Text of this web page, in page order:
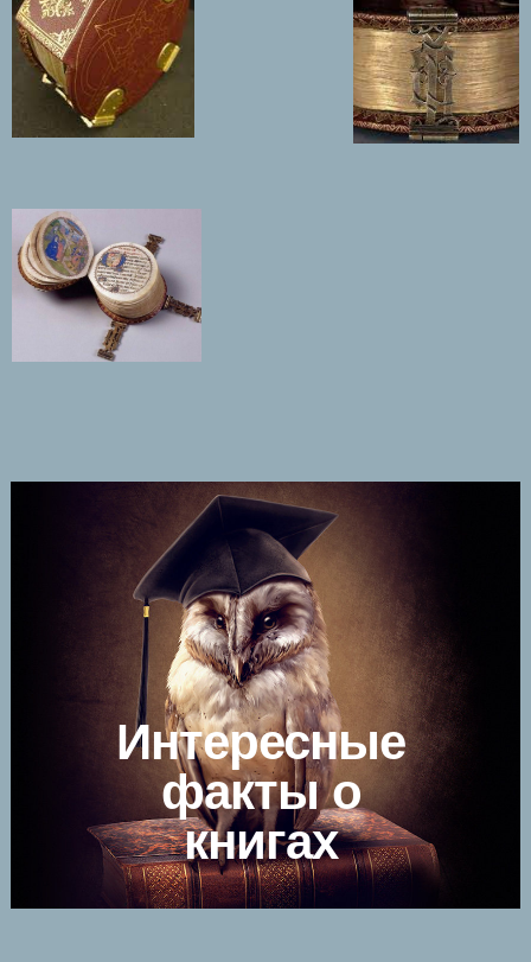
Интересные
факты о
книгах